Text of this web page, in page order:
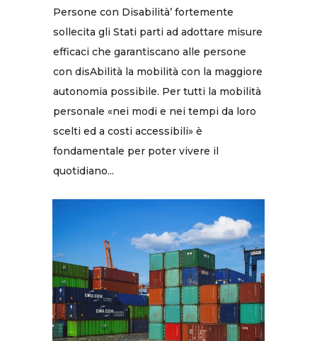
Persone con Disabilità’ fortemente
sollecita gli Stati parti ad adottare misure
efficaci che garantiscano alle persone
con disAbilità la mobilità con la maggiore
autonomia possibile. Per tutti la mobilità
personale «nei modi e nei tempi da loro
scelti ed a costi accessibili» è
fondamentale per poter vivere il
quotidiano...